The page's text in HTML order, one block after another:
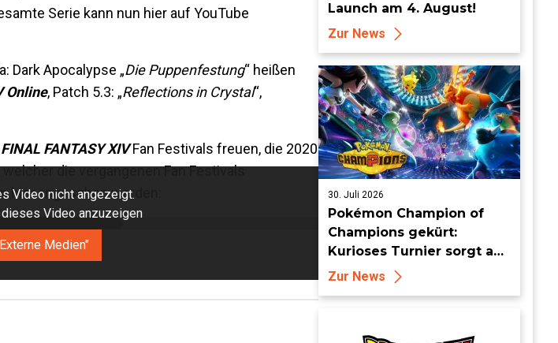
Serie kann nun hier auf YouTube
Dark Apocalypse „Die Puppenfestung“ heißen
Online, Patch 5.3: „Reflections in Crystal“,
FINAL FANTASY XIVFan Festivals freuen, die 2020
die vergangenen Fan Festivals
angesehen werden:
Video nicht angezeigt.
Video anzuzeigen
Medien"
gibt es auf:
Launch am 4. August!
Zur News
30. Juli 2026
Pokémon Champion of
Champions gekürt:
Kurioses Turnier sorgt auf
Londoner Bühne für
Zur News